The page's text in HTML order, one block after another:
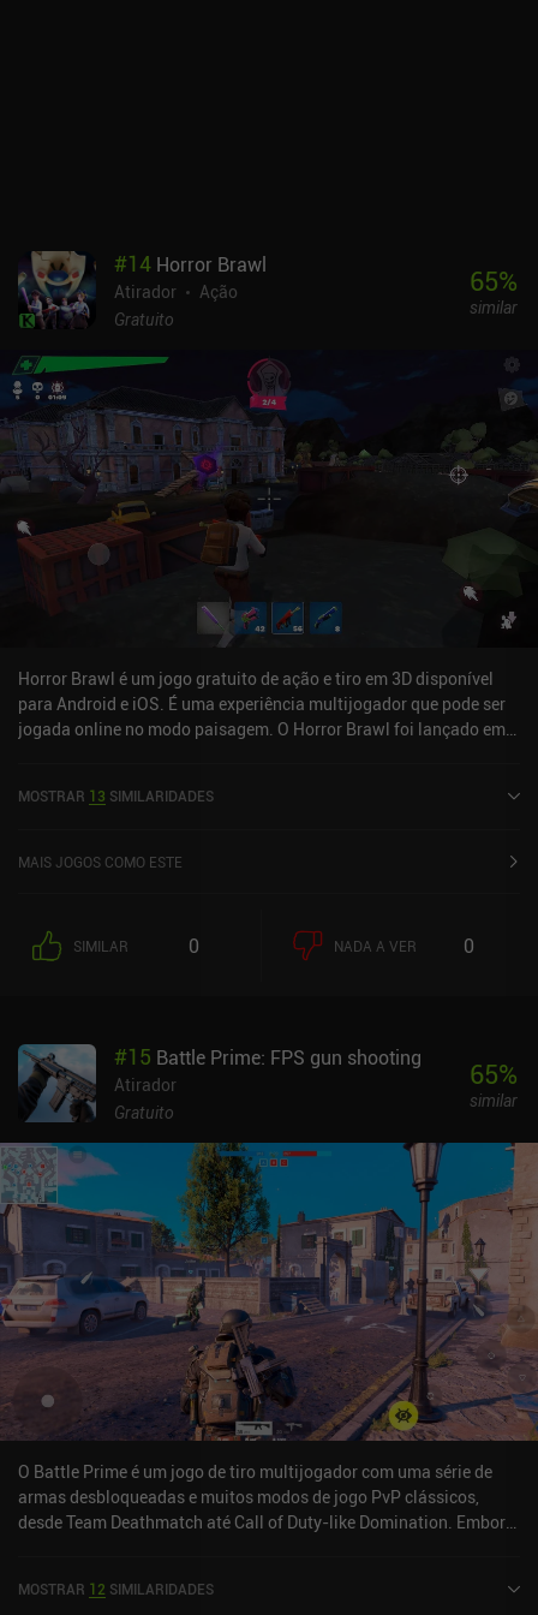
bastante generosas. No geral, o jogo oferece uma experiência
familiar para os fãs da série, mas, para os novos jogadores, seus
sistemas e sua rotina podem se tornar muito frustrantes.
#14 Horror Brawl
Atirador
Ação
Gratuito
65%
similar
Horror Brawl é um jogo gratuito de ação e tiro em 3D disponível
para Android e iOS. É uma experiência multijogador que pode ser
jogada online no modo paisagem. O Horror Brawl foi lançado em
MOSTRAR 13 SIMILARIDADES
MAIS JOGOS COMO ESTE
SIMILAR 0 NADA A VER 0
#15 Battle Prime: FPS gun shooting
Atirador
Gratuito
65%
similar
O Battle Prime é um jogo de tiro multijogador com uma série de
armas desbloqueadas e muitos modos de jogo PvP clássicos,
desde Team Deathmatch até Call of Duty-like Domination. Embora
exemplo, cada classe de especialista tem uma habilidade
MOSTRAR 12 SIMILARIDADES